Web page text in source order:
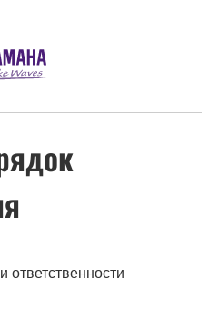
ответственности